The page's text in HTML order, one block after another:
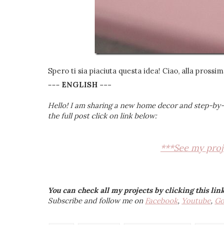
Spero ti sia piaciuta questa idea! Ciao, alla
--- ENGLISH ---
Hello! I am sharing a new home decor and step-
the full post click on link below:
***See my
You can check all my projects by clicking this
Subscribe and follow me on Facebook, Youtube,